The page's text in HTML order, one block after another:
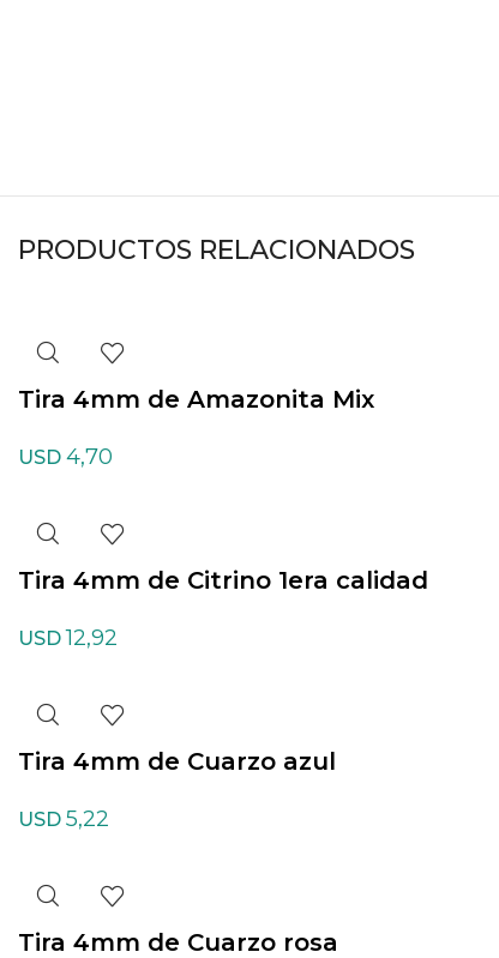
PRODUCTOS RELACIONADOS
Tira 4mm de Amazonita Mix
USD 4,70
Tira 4mm de Citrino 1era calidad
USD 12,92
Tira 4mm de Cuarzo azul
USD 5,22
Tira 4mm de Cuarzo rosa